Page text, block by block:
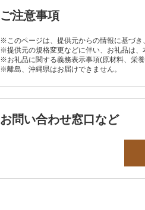
ご注意事項
※このページは、提供元からの情報に基づき
※提供元の規格変更などに伴い、お礼品は、
※お礼品に関する義務表示事項(原材料、栄
※離島、沖縄県はお届けできません。
お問い合わせ窓口など